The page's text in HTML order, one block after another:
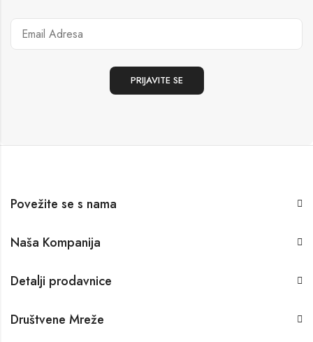
Povežite se s nama
Naša Kompanija
Detalji prodavnice
Društvene Mreže